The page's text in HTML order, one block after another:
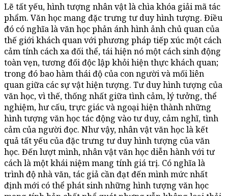
Lẽ tất yếu, hình tượng nhân vật là chìa khóa giải mã tác
phẩm. Văn học mang đặc trưng tư duy hình tượng. Điều
đó có nghĩa là văn học phản ánh hình ảnh chủ quan của
thế giới khách quan với phương pháp tiếp xúc một cách
cảm tính cách xa đối thể, tái hiện nó một cách sinh động
toàn vẹn, tương đối độc lập khỏi hiện thực khách quan;
trong đó bao hàm thái độ của con người và mối liên
quan giữa các sự vật hiện tượng. Tư duy hình tượng của
văn học, vì thế, thống nhất giữa tình cảm, lý tưởng, thể
nghiệm, hư cấu, trực giác và ngoại hiện thành những
hình tượng văn học tác động vào tư duy, cảm nghĩ, tình
cảm của người đọc. Như vậy, nhân vật văn học là kết
quả tất yếu của đặc trưng tư duy hình tượng của văn
học. Đến lượt mình, nhân vật văn học diễn hành với tư
cách là một khái niệm mang tính giá trị. Có nghĩa là
trình độ nhà văn, tác giả cần đạt đến mình mức nhất
định mới có thể phát sinh những hình tượng văn học